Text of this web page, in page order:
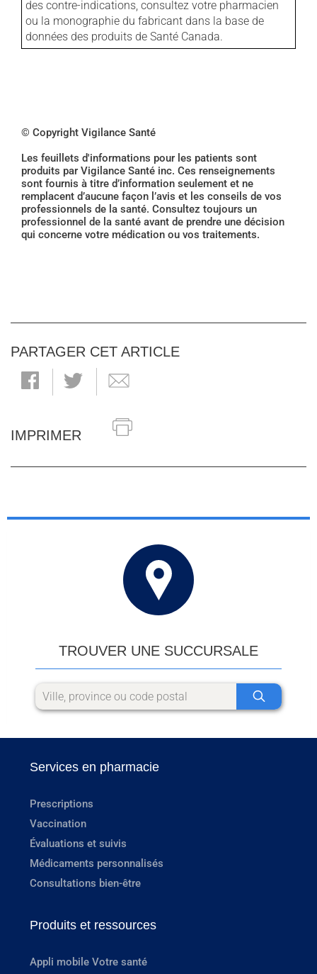
des contre-indications, consultez votre pharmacien
ou la monographie du fabricant dans la base de
données des produits de Santé Canada.
© Copyright Vigilance Santé
Les feuillets d'informations pour les patients sont
produits par Vigilance Santé inc. Ces renseignements
sont fournis à titre d’information seulement et ne
remplacent d’aucune façon l’avis et les conseils de vos
professionnels de la santé. Consultez toujours un
professionnel de la santé avant de prendre une décision
qui concerne votre médication ou vos traitements.
PARTAGER CET ARTICLE
IMPRIMER
TROUVER UNE SUCCURSALE
Services en pharmacie
Prescriptions
Vaccination
Évaluations et suivis
Médicaments personnalisés
Consultations bien-être
Produits et ressources
Appli mobile Votre santé